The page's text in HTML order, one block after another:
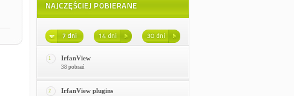
1 IrfanView
38 pobrań
2 IrfanView plugins